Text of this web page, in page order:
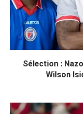
Sélection :
Wilson